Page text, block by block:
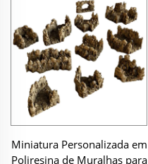
Miniatura Personalizada em
Poliresina de Muralhas para